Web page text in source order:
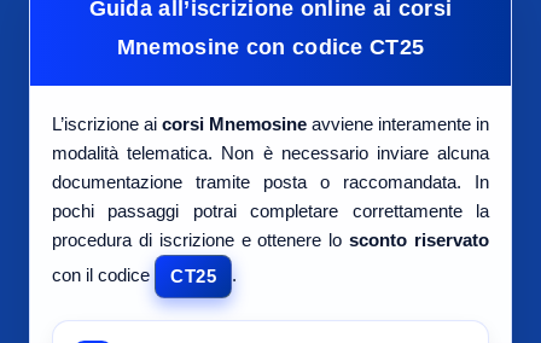
Guida all’iscrizione online ai corsi
Mnemosine con codice CT25
L’iscrizione ai corsi Mnemosine avviene interamente in
modalità telematica. Non è necessario inviare alcuna
documentazione tramite posta o raccomandata. In
pochi passaggi potrai completare correttamente la
procedura di iscrizione e ottenere losconto riservato
con il codice
CT25 .